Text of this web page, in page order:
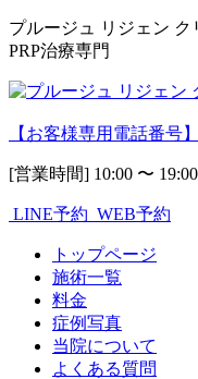
プルージュ リジェン ク
PRP治療専門
【お客様専用電話番号】
[営業時間] 10:00 〜
LINE予約 WEB予約
トップページ
施術一覧
料金
症例写真
当院について
よくある質問